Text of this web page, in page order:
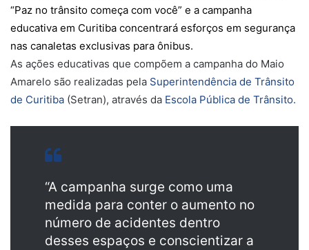
“Paz no trânsito começa com você” e a campanha
educativa em Curitiba concentrará esforços em segurança
nas canaletas exclusivas para ônibus.
As ações educativas que compõem a campanha do Maio
Amarelo são realizadas pela Superintendência de Trânsito
de Curitiba (Setran), através da Escola Pública de Trânsito.
“A campanha surge como uma
medida para conter o aumento no
número de acidentes dentro
desses espaços e conscientizar a